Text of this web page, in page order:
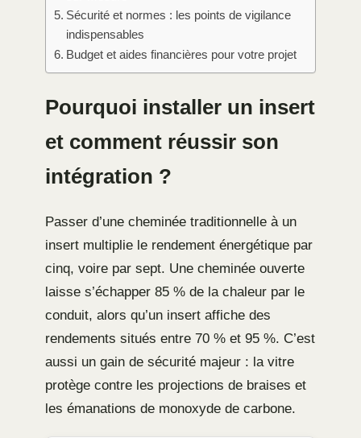
Sécurité et normes : les points de vigilance
indispensables
Budget et aides financières pour votre projet
Pourquoi installer un insert
et comment réussir son
intégration ?
Passer d’une cheminée traditionnelle à un
insert multiplie le rendement énergétique par
cinq, voire par sept. Une cheminée ouverte
laisse s’échapper 85 % de la chaleur par le
conduit, alors qu’un insert affiche des
rendements situés entre 70 % et 95 %. C’est
aussi un gain de sécurité majeur : la vitre
protège contre les projections de braises et
les émanations de monoxyde de carbone.